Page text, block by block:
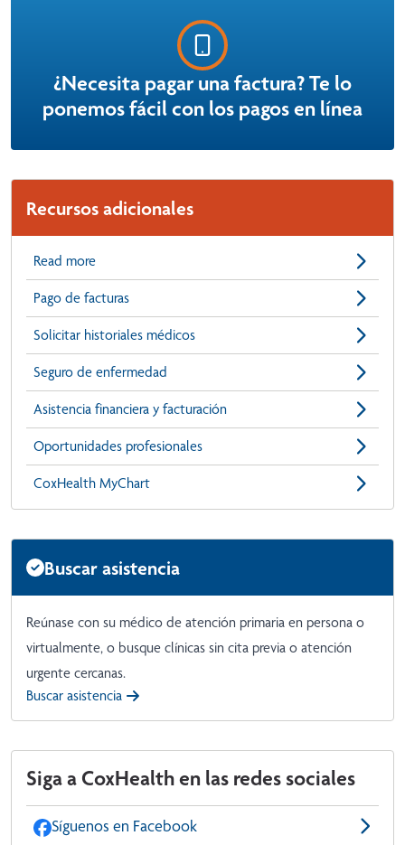
¿Necesita pagar una factura? Te lo
ponemos fácil con los pagos en línea
Recursos adicionales
Read more
Pago de facturas
Solicitar historiales médicos
Seguro de enfermedad
Asistencia financiera y facturación
Oportunidades profesionales
CoxHealth MyChart
Buscar asistencia
Reúnase con su médico de atención primaria en persona o
virtualmente, o busque clínicas sin cita previa o atención
urgente cercanas.
Buscar asistencia
Siga a CoxHealth en las redes sociales
Síguenos en Facebook